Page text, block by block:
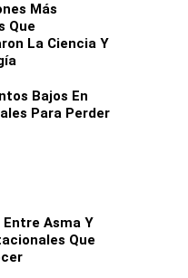
Más
Que
La Ciencia Y
Bajos En
Para Perder
Asma Y
Que